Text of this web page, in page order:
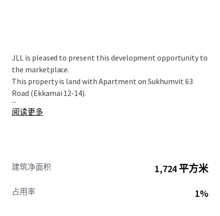
JLL is pleased to present this development opportunity to
the marketplace.
This property is land with Apartment on Sukhumvit 63
Road (Ekkamai 12-14).
...
阅读更多
建筑净面积 1,724 平方米
占用率 1%